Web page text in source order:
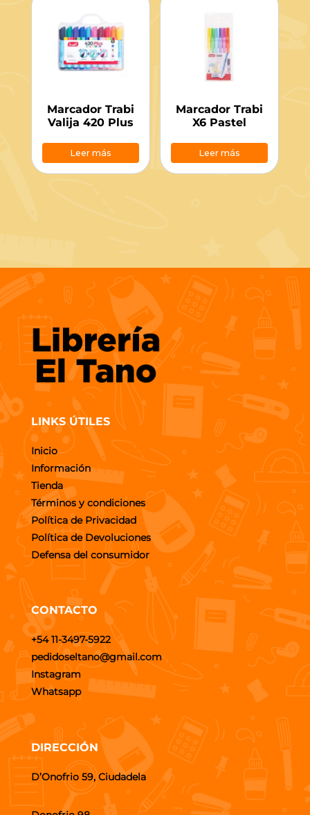
Marcador Trabi
Valija 420 Plus
Leer más
Marcador Trabi
X6 Pastel
Leer más
LINKS ÚTILES
Inicio
Información
Tienda
Términos y condiciones
Política de Privacidad
Política de Devoluciones
Defensa del consumidor
CONTACTO
+54 11-3497-5922
pedidoseltano@gmail.com
Instagram
Whatsapp
DIRECCIÓN
D’Onofrio 59, Ciudadela